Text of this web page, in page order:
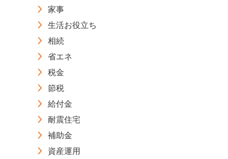
家事
生活お役立ち
相続
省エネ
税金
節税
給付金
耐震住宅
補助金
資産運用